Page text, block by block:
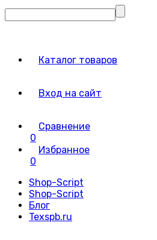
Каталог товаров
Вход на сайт
Сравнение
0
Избранное
0
Shop-Script
Shop-Script
Блог
Texspb.ru